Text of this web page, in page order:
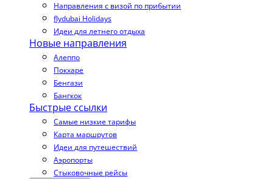
Направления с визой по прибытии
flydubai Holidays
Идеи для летнего отдыха
Новые направления
Алеппо
Покхаре
Бенгази
Бангкок
Быстрые ссылки
Самые низкие тарифы
Карта маршрутов
Идеи для путешествий
Аэропорты
Стыковочные рейсы